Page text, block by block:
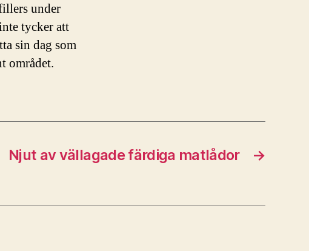
under
tycker att
sin dag som
området.
→
Njut av vällagade färdiga matlådor